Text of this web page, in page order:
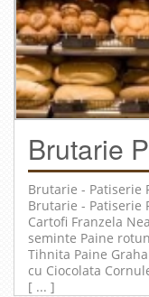
Brutarie
Brutarie - Patiserie
Brutarie - Patiserie
Cartofi Franzela
seminte Paine
Tihnita Paine
cu Ciocolata
[ ... ]